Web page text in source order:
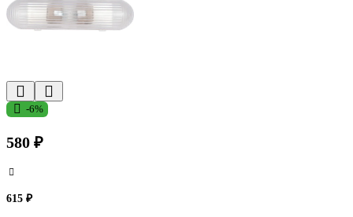
-6%
580 ₽
615 ₽